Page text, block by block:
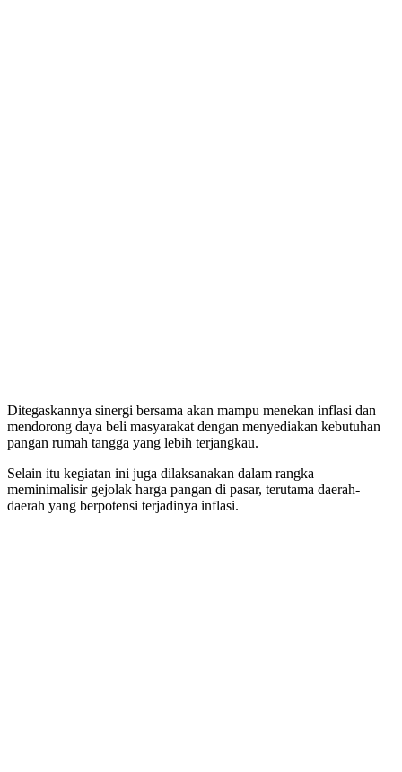
Ditegaskannya sinergi bersama akan mampu menekan inflasi dan
mendorong daya beli masyarakat dengan menyediakan kebutuhan
pangan rumah tangga yang lebih terjangkau.
Selain itu kegiatan ini juga dilaksanakan dalam rangka
meminimalisir gejolak harga pangan di pasar, terutama daerah-
daerah yang berpotensi terjadinya inflasi.